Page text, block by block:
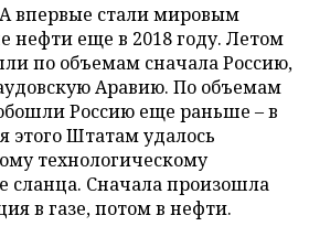
впервые стали мировым
нефти еще в 2018 году. Летом
по объемам сначала Россию,
Аравию. По объемам
Россию еще раньше – в
этого Штатам удалось
технологическому
сланца. Сначала произошла
в газе, потом в нефти.